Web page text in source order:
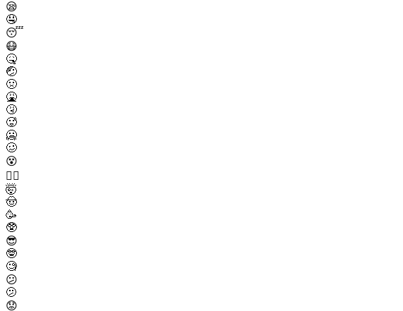
😪
🤤
😴
😷
🤒
🤕
🤢
🤮
🤧
🥵
🥶
🥴
😵
😵‍💫
🤯
🤠
🥳
🥸
😎
🤓
🧐
😕
🫤
😟